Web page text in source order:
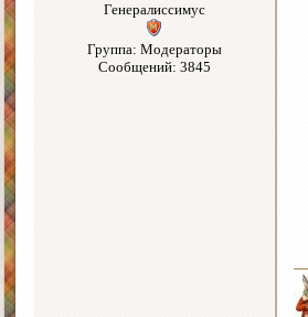
Генералиссимус
Группа: Модераторы
Сообщений: 3845